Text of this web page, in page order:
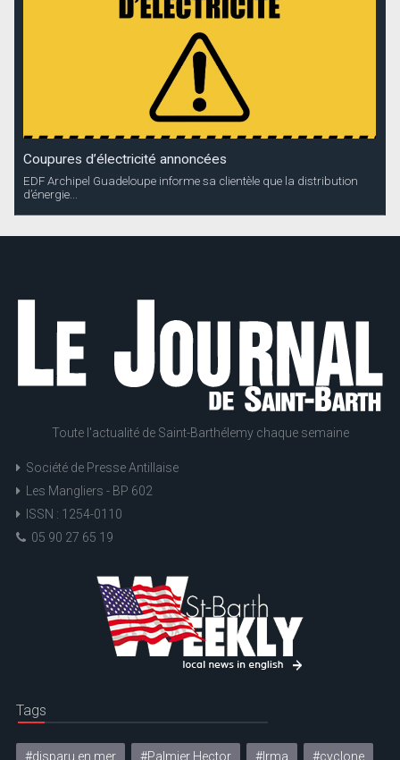
Coupures d’électricité annoncées
EDF Archipel Guadeloupe informe sa clientèle que la distribution
d’énergie...
Toute l'actualité de Saint-Barthélemy chaque semaine
Société de Presse Antillaise
Les Mangliers - BP 602
ISSN : 1254-0110
05 90 27 65 19
Tags
#disparu en mer #Palmier Hector #Irma #cyclone